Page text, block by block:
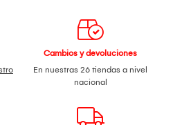
Cambios y devoluciones
En nuestras 26 tiendas a nivel
nacional